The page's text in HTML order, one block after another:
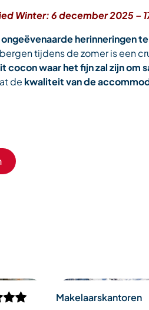
Winter: 6 december 2025 –
ongeëvenaarde herinneringen
tijdens de zomer is een
cocon waar het fijn zal zijn om
de kwaliteit van de
Makelaarskantoren